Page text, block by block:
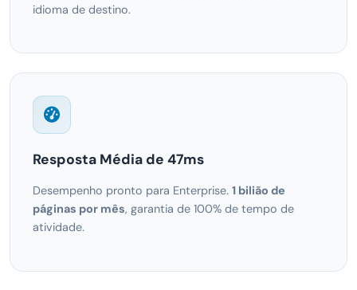
idioma de destino.
Resposta Média de 47ms
Desempenho pronto para Enterprise. 1 bilião de
páginas por mês, garantia de 100% de tempo de
atividade.